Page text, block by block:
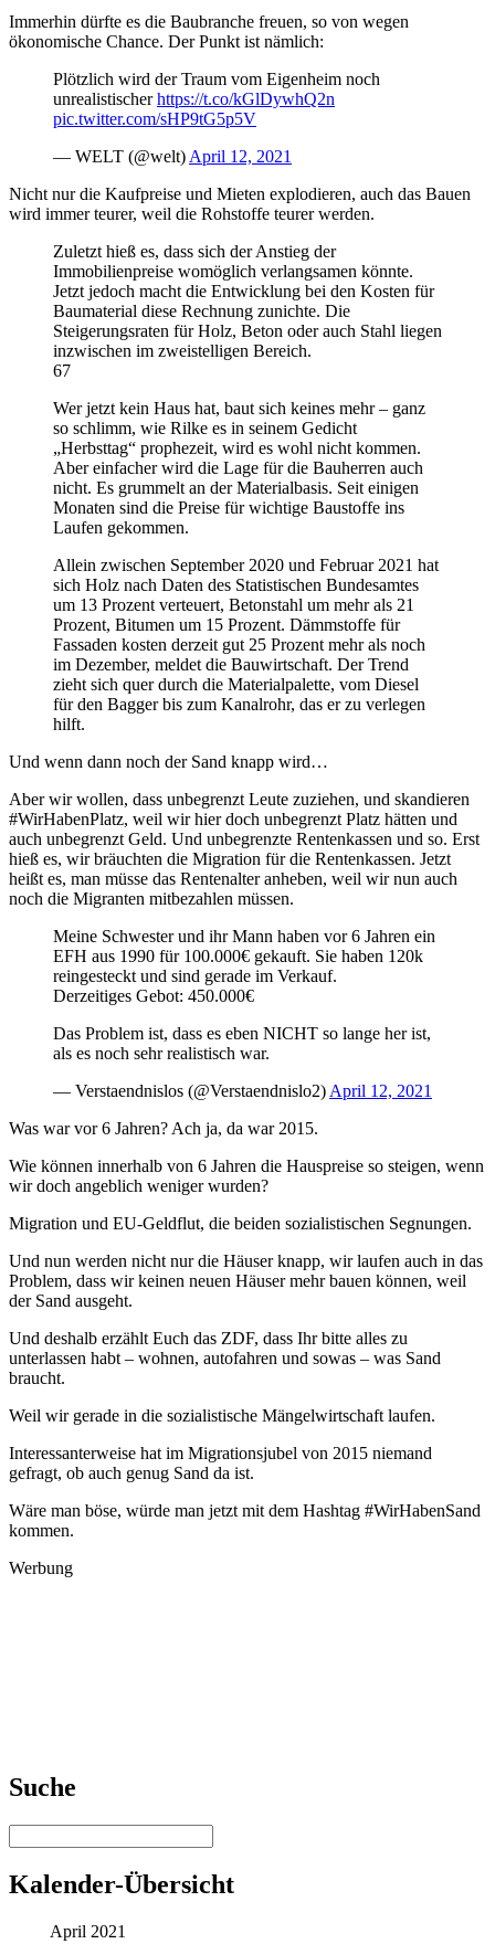
Immerhin dürfte es die Baubranche freuen, so von wegen
ökonomische Chance. Der Punkt ist nämlich:
Plötzlich wird der Traum vom Eigenheim noch
unrealistischerhttps://t.co/kGlDywhQ2n
pic.twitter.com/sHP9tG5p5V
— WELT (@welt)April 12, 2021
Nicht nur die Kaufpreise und Mieten explodieren, auch das Bauen
wird immer teurer, weil die Rohstoffe teurer werden.
Zuletzt hieß es, dass sich der Anstieg der
Immobilienpreise womöglich verlangsamen könnte.
Jetzt jedoch macht die Entwicklung bei den Kosten für
Baumaterial diese Rechnung zunichte. Die
Steigerungsraten für Holz, Beton oder auch Stahl liegen
inzwischen im zweistelligen Bereich.
67
Wer jetzt kein Haus hat, baut sich keines mehr – ganz
so schlimm, wie Rilke es in seinem Gedicht
„Herbsttag“ prophezeit, wird es wohl nicht kommen.
Aber einfacher wird die Lage für die Bauherren auch
nicht. Es grummelt an der Materialbasis. Seit einigen
Monaten sind die Preise für wichtige Baustoffe ins
Laufen gekommen.
Allein zwischen September 2020 und Februar 2021 hat
sich Holz nach Daten des Statistischen Bundesamtes
um 13 Prozent verteuert, Betonstahl um mehr als 21
Prozent, Bitumen um 15 Prozent. Dämmstoffe für
Fassaden kosten derzeit gut 25 Prozent mehr als noch
im Dezember, meldet die Bauwirtschaft. Der Trend
zieht sich quer durch die Materialpalette, vom Diesel
für den Bagger bis zum Kanalrohr, das er zu verlegen
hilft.
Und wenn dann noch der Sand knapp wird…
Aber wir wollen, dass unbegrenzt Leute zuziehen, und skandieren
#WirHabenPlatz, weil wir hier doch unbegrenzt Platz hätten und
auch unbegrenzt Geld. Und unbegrenzte Rentenkassen und so. Erst
hieß es, wir bräuchten die Migration für die Rentenkassen. Jetzt
heißt es, man müsse das Rentenalter anheben, weil wir nun auch
noch die Migranten mitbezahlen müssen.
Meine Schwester und ihr Mann haben vor 6 Jahren ein
EFH aus 1990 für 100.000€ gekauft. Sie haben 120k
reingesteckt und sind gerade im Verkauf.
Derzeitiges Gebot: 450.000€
Das Problem ist, dass es eben NICHT so lange her ist,
als es noch sehr realistisch war.
— Verstaendnislos (@Verstaendnislo2)April 12, 2021
Was war vor 6 Jahren? Ach ja, da war 2015.
Wie können innerhalb von 6 Jahren die Hauspreise so steigen, wenn
wir doch angeblich weniger wurden?
Migration und EU-Geldflut, die beiden sozialistischen Segnungen.
Und nun werden nicht nur die Häuser knapp, wir laufen auch in das
Problem, dass wir keinen neuen Häuser mehr bauen können, weil
der Sand ausgeht.
Und deshalb erzählt Euch das ZDF, dass Ihr bitte alles zu
unterlassen habt – wohnen, autofahren und sowas – was Sand
braucht.
Weil wir gerade in die sozialistische Mängelwirtschaft laufen.
Interessanterweise hat im Migrationsjubel von 2015 niemand
gefragt, ob auch genug Sand da ist.
Wäre man böse, würde man jetzt mit dem Hashtag #WirHabenSand
kommen.
Werbung
Suche
Kalender-Übersicht
April 2021